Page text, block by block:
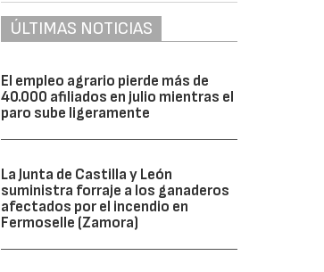
ÚLTIMAS NOTICIAS
El empleo agrario pierde más de
40.000 afiliados en julio mientras el
paro sube ligeramente
La Junta de Castilla y León
suministra forraje a los ganaderos
afectados por el incendio en
Fermoselle (Zamora)